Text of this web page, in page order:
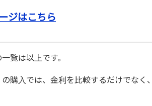
ジはこちら
覧は以上です。
購入では、金利を比較するだけでなく